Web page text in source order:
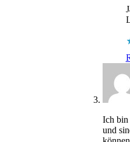
Ich bin
und